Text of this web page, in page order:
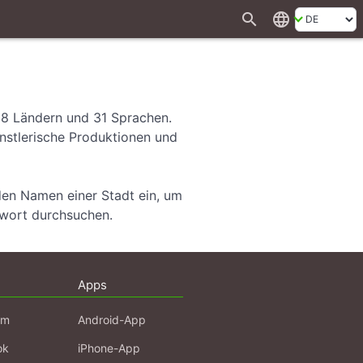
search language
Ländern und 31 Sprachen.
Produktionen und
Namen einer Stadt ein, um
durchsuchen.
Apps
Android-App
iPhone-App